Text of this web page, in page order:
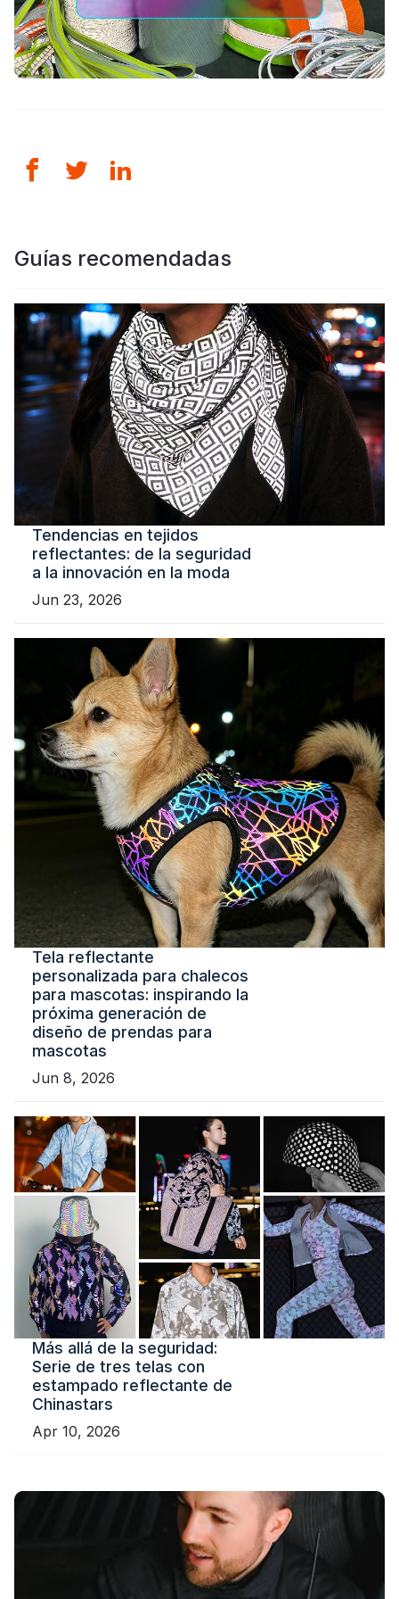
Guías recomendadas
Tendencias en tejidos
reflectantes: de la seguridad
a la innovación en la moda
Jun 23, 2026
Tela reflectante
personalizada para chalecos
para mascotas: inspirando la
próxima generación de
diseño de prendas para
mascotas
Jun 8, 2026
Más allá de la seguridad:
Serie de tres telas con
estampado reflectante de
Chinastars
Apr 10, 2026